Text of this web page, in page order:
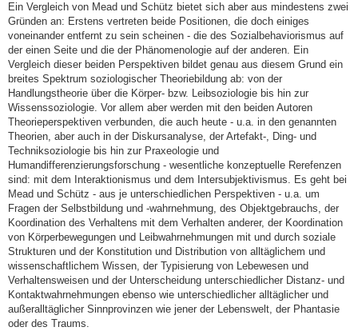
Ein Vergleich von Mead und Schütz bietet sich aber aus mindestens zwei
Gründen an: Erstens vertreten beide Positionen, die doch einiges
voneinander entfernt zu sein scheinen - die des Sozialbehaviorismus auf
der einen Seite und die der Phänomenologie auf der anderen. Ein
Vergleich dieser beiden Perspektiven bildet genau aus diesem Grund ein
breites Spektrum soziologischer Theoriebildung ab: von der
Handlungstheorie über die Körper- bzw. Leibsoziologie bis hin zur
Wissenssoziologie. Vor allem aber werden mit den beiden Autoren
Theorieperspektiven verbunden, die auch heute - u.a. in den genannten
Theorien, aber auch in der Diskursanalyse, der Artefakt-, Ding- und
Techniksoziologie bis hin zur Praxeologie und
Humandifferenzierungsforschung - wesentliche konzeptuelle Rerefenzen
sind: mit dem Interaktionismus und dem Intersubjektivismus. Es geht bei
Mead und Schütz - aus je unterschiedlichen Perspektiven - u.a. um
Fragen der Selbstbildung und -wahrnehmung, des Objektgebrauchs, der
Koordination des Verhaltens mit dem Verhalten anderer, der Koordination
von Körperbewegungen und Leibwahrnehmungen mit und durch soziale
Strukturen und der Konstitution und Distribution von alltäglichem und
wissenschaftlichem Wissen, der Typisierung von Lebewesen und
Verhaltensweisen und der Unterscheidung unterschiedlicher Distanz- und
Kontaktwahrnehmungen ebenso wie unterschiedlicher alltäglicher und
außeralltäglicher Sinnprovinzen wie jener der Lebenswelt, der Phantasie
oder des Traums.